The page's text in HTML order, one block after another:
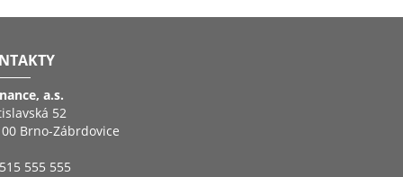
a.s.
52
Brno-Zábrdovice
555 555